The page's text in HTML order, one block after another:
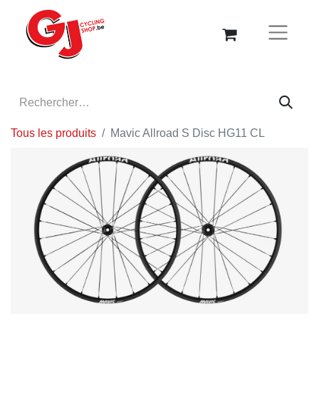
Tous les produits Mavic Allroad S Disc HG11 CL